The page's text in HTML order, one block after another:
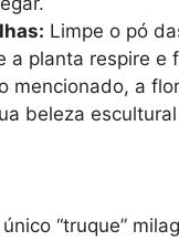
Limpe o pó
a planta respire
mencionado, a
beleza
“truque”